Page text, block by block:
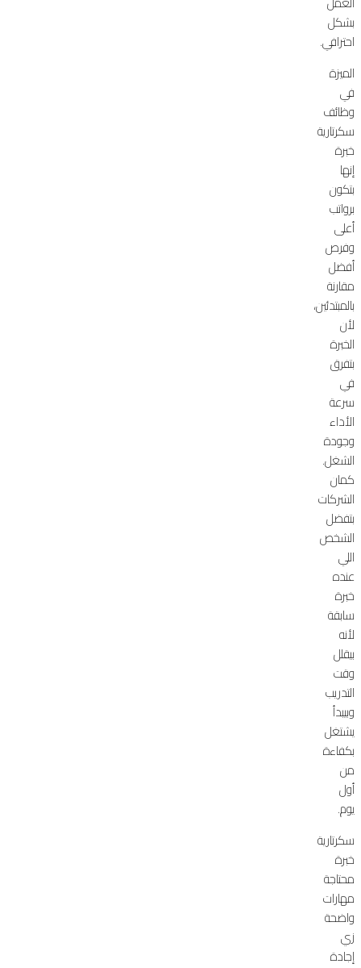
بشكل
احترافي.
الميزة
في
وظائف
سكرتارية
خبرة
إنها
بتكون
برواتب
أعلى
وفرص
أفضل
مقارنة
بالمبتدئين،
لأن
الخبرة
بتفرق
في
سرعة
الأداء
وجودة
الشغل.
كمان
الشركات
بتفضل
الشخص
اللي
عنده
خبرة
سابقة
لأنه
بيقلل
وقت
التدريب
وبيبدأ
يشتغل
بكفاءة
من
أول
يوم.
سكرتارية
خبرة
محتاجة
مهارات
واضحة
زي
إجادة